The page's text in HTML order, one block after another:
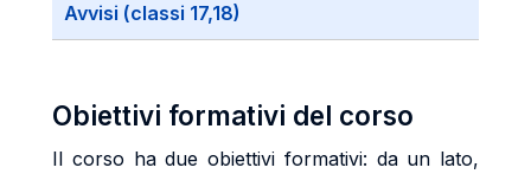
Avvisi (classi 17,18)
Obiettivi formativi del corso
Il corso ha due obiettivi formativi: da un lato,